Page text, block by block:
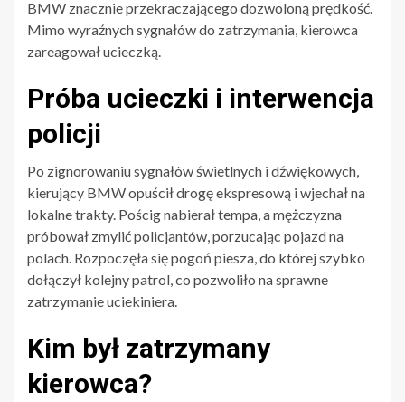
BMW znacznie przekraczającego dozwoloną prędkość.
Mimo wyraźnych sygnałów do zatrzymania, kierowca
zareagował ucieczką.
Próba ucieczki i interwencja
policji
Po zignorowaniu sygnałów świetlnych i dźwiękowych,
kierujący BMW opuścił drogę ekspresową i wjechał na
lokalne trakty. Pościg nabierał tempa, a mężczyzna
próbował zmylić policjantów, porzucając pojazd na
polach. Rozpoczęła się pogoń piesza, do której szybko
dołączył kolejny patrol, co pozwoliło na sprawne
zatrzymanie uciekiniera.
Kim był zatrzymany
kierowca?